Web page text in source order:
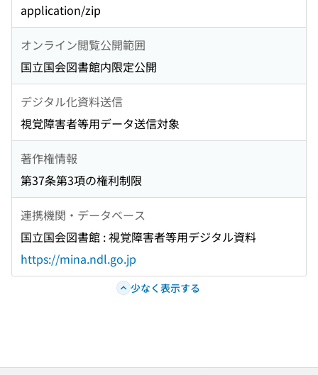
application/zip
オンライン閲覧公開範囲
国立国会図書館内限定公開
デジタル化資料送信
視覚障害者等用データ送信対象
著作権情報
第37条第3項の権利制限
連携機関・データベース
国立国会図書館 : 視覚障害者等用デジタル資料
https://mina.ndl.go.jp
少なく表示する